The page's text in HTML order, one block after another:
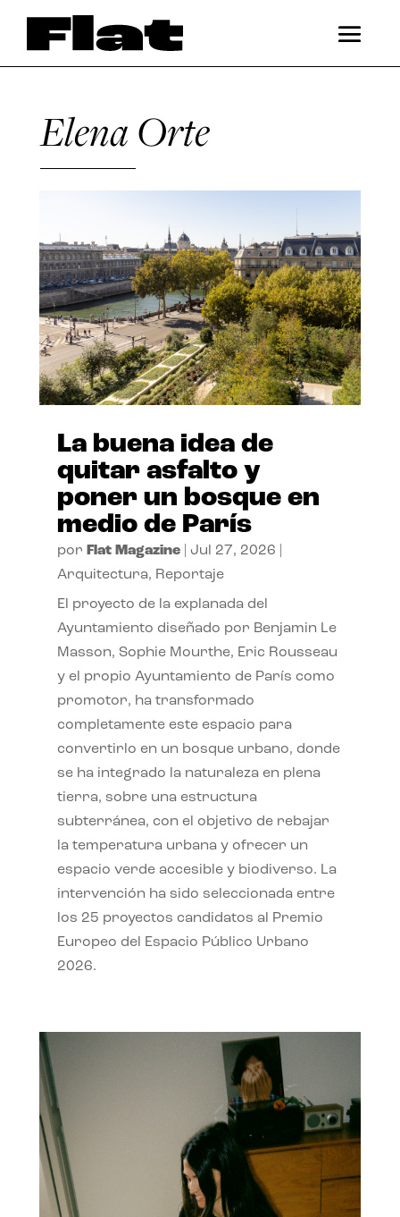
Elena Orte
La buena idea de
quitar asfalto y
poner un bosque en
medio de París
por Flat Magazine| Jul 27, 2026
Arquitectura, Reportaje
El proyecto de la explanada del
Ayuntamiento diseñado por Benjamin Le
Masson, Sophie Mourthe, Eric Rousseau
y el propio Ayuntamiento de París como
promotor, ha transformado
completamente este espacio para
convertirlo en un bosque urbano, donde
se ha integrado la naturaleza en plena
tierra, sobre una estructura
subterránea, con el objetivo de rebajar
la temperatura urbana y ofrecer un
espacio verde accesible y biodiverso. La
intervención ha sido seleccionada entre
los 25 proyectos candidatos al Premio
Europeo del Espacio Público Urbano
2026.